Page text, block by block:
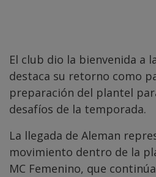
El club dio la bienvenida a
destaca su retorno como
preparación del plantel
desafíos de la temporada.
La llegada de Aleman
movimiento dentro de la
MC Femenino, que